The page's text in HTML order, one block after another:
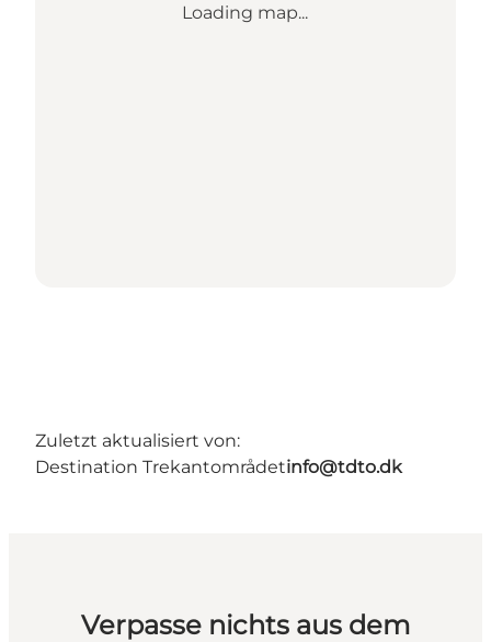
Loading map...
Zuletzt aktualisiert von:
Destination Trekantområdetinfo@tdto.dk
Verpasse nichts aus dem